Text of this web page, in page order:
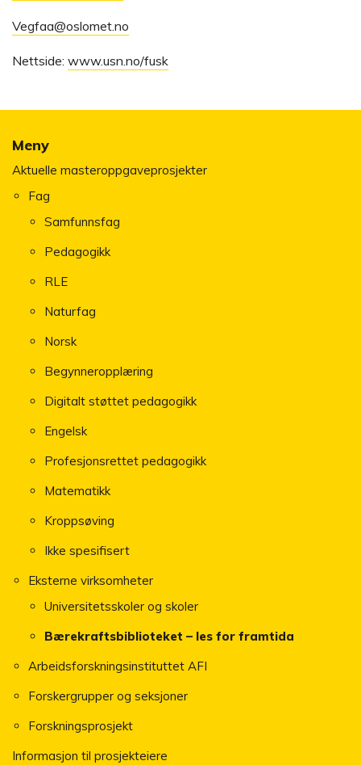
Vegfaa@oslomet.no
Nettside: www.usn.no/fusk
Meny
Aktuelle masteroppgaveprosjekter
Fag
Samfunnsfag
Pedagogikk
RLE
Naturfag
Norsk
Begynneropplæring
Digitalt støttet pedagogikk
Engelsk
Profesjonsrettet pedagogikk
Matematikk
Kroppsøving
Ikke spesifisert
Eksterne virksomheter
Universitetsskoler og skoler
Bærekraftsbiblioteket – les for framtida
Arbeidsforskningsinstituttet AFI
Forskergrupper og seksjoner
Forskningsprosjekt
Informasjon til prosjekteiere